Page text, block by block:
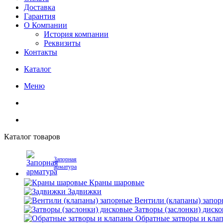
Доставка
Гарантия
О Компании
История компании
Реквизиты
Контакты
Каталог
Меню
Каталог товаров
Запорная
арматура
Краны шаровые
Задвижки
Вентили (клапаны)
Затворы (заслонки)
Обратные затворы и